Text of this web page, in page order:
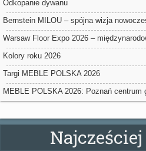
Odkopanie dywanu
Bernstein MILOU – spójna wizja
Warsaw Floor Expo 2026 –
powierzchniowych w Nadarzynie
Kolory roku 2026
Targi MEBLE POLSKA 2026
MEBLE POLSKA 2026: Poznań centrum